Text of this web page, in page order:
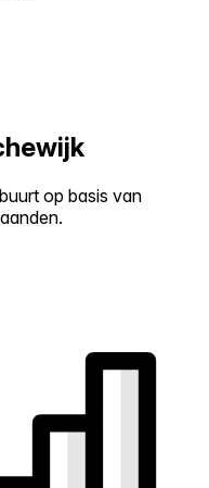
op basis van